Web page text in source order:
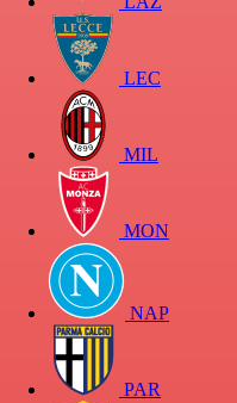
LEC
MIL
MON
NAP
PAR